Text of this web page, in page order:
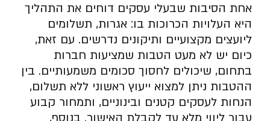
אחת הסיבות שבעלי עסקים דוחים את התהליך
היא העלויות הכרוכות בו: אגרות, תשלומים
ליועצים מקצועיים ותיקונים נדרשים. עם זאת,
כיום יש לא מעט הטבות שמציעות חברות
בתחום, שיכולים לחסוך סכומים משמעותיים. בין
ההטבות ניתן למצוא ייעוץ ראשוני ללא תשלום,
הנחות לעסקים קטנים ובינוניים, ותמחור קבוע